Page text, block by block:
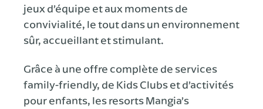
jeux d’équipe et aux moments de
convivialité, le tout dans un environnement
sûr, accueillant et stimulant.
Grâce à une offre complète de services
family-friendly, de Kids Clubs et d’activités
pour enfants, les resorts Mangia’s